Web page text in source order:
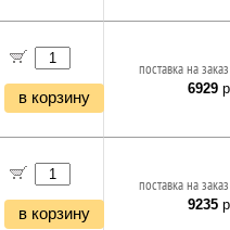
в корзину
поставка на
6929
в корзину
поставка на
9235